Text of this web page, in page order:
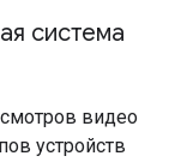
система
видео
устройств